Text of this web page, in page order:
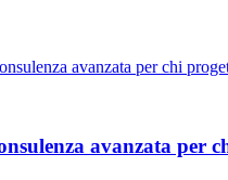
avanzata per